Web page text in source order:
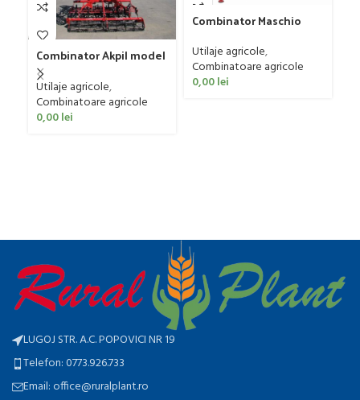
Combinator Akpil model
Rylec XL, 80-160 CP
Utilaje agricole,
Combinatoare agricole
0,00lei
Combinator Maschio
Sandokan, 120-190 CP
Utilaje agricole,
Combinatoare agricole
0,00lei
LUGOJ STR. A.C. POPOVICI NR 19
Telefon: 0773.926.733
Email: office@ruralplant.ro